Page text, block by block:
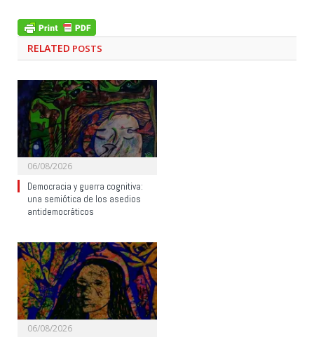
RELATED POSTS
06/08/2026
Democracia y guerra cognitiva:
una semiótica de los asedios
antidemocráticos
06/08/2026